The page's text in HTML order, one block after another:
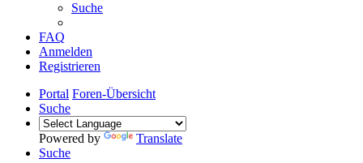
Suche
FAQ
Anmelden
Registrieren
Portal Foren-Übersicht
Suche
Powered by
Translate
Suche